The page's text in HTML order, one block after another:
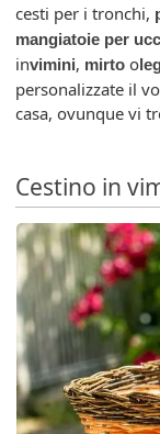
cesti per i tronchi,
mangiatoie per
invimini, mirto o
personalizzate il
casa, ovunque vi
Cestino in